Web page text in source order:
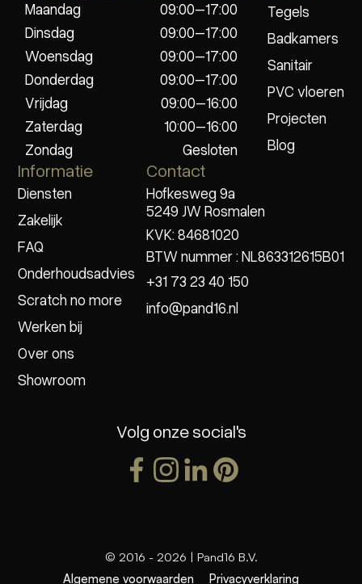
Maandag
09:00–17:00
Dinsdag
09:00–17:00
Woensdag
09:00–17:00
Donderdag
09:00–17:00
Vrijdag
09:00–16:00
Zaterdag
10:00–16:00
Zondag
Gesloten
Tegels
Badkamers
Sanitair
PVC vloeren
Projecten
Blog
Informatie
Diensten
Zakelijk
FAQ
Onderhoudsadvies
Scratch no more
Werken bij
Over ons
Showroom
Contact
Hofkesweg 9a
5249 JW Rosmalen
KVK: 84681020
BTW nummer : NL863312615B01
+31 73 23 40 150
info@pand16.nl
Volg onze social's
© 2016 - 2026 | Pand16 B.V.
Algemene voorwaarden
Privacyverklaring